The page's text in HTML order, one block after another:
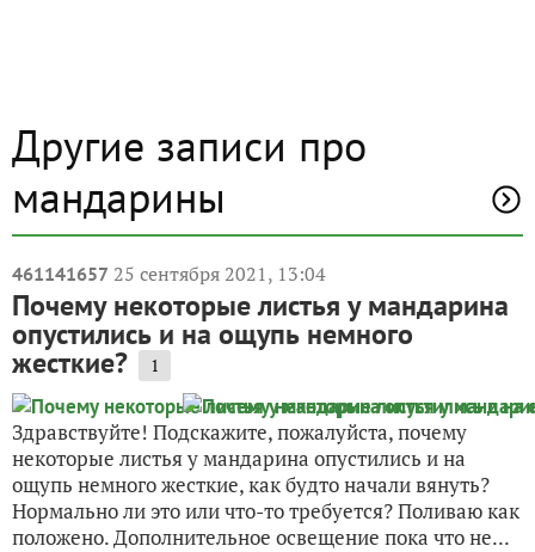
Другие записи про
мандарины
461141657 25 сентября 2021, 13:04
Почему некоторые листья у мандарина
опустились и на ощупь немного
жесткие? 1
Здравствуйте! Подскажите, пожалуйста, почему
некоторые листья у мандарина опустились и на
ощупь немного жесткие, как будто начали вянуть?
Нормально ли это или что-то требуется? Поливаю как
положено. Дополнительное освещение пока что не...